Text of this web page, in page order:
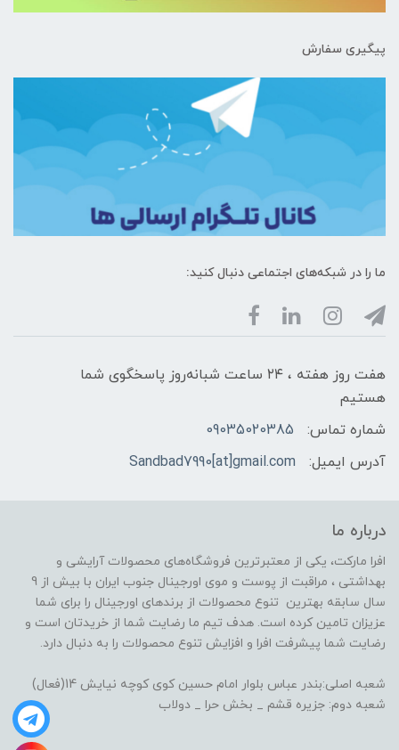
پیگیری سفارش
ما را در شبکه‌های اجتماعی دنبال کنید:
هفت روز هفته ، ۲۴ ساعت شبانه‌روز پاسخگوی شما
هستیم
شماره تماس:
09035020385
آدرس ایمیل:
Sandbad7990[at]gmail.com
درباره ما
افرا مارکت، یکی از معتبرترین فروشگاه‌های محصولات آرایشی و
بهداشتی ، مراقبت از پوست و موی اورجینال جنوب ایران با بیش از 9
سال سابقه بهترین تنوع محصولات از برندهای اورجینال را برای شما
عزیزان تامین کرده است. هدف تیم ما رضایت شما از خریدتان است و
رضایت شما پیشرفت افرا و افزایش تنوع محصولات را به دنبال دارد.
شعبه اصلی:بندر عباس بلوار امام حسین کوی کوچه نیایش 14(فعال)
شعبه دوم: جزیره قشم _ بخش حرا _ دولاب